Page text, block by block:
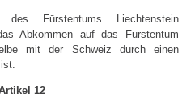
Fūrstentums Liechtenstein
Abkommen auf das Fūrstentum
mit der Schweiz durch einen
12